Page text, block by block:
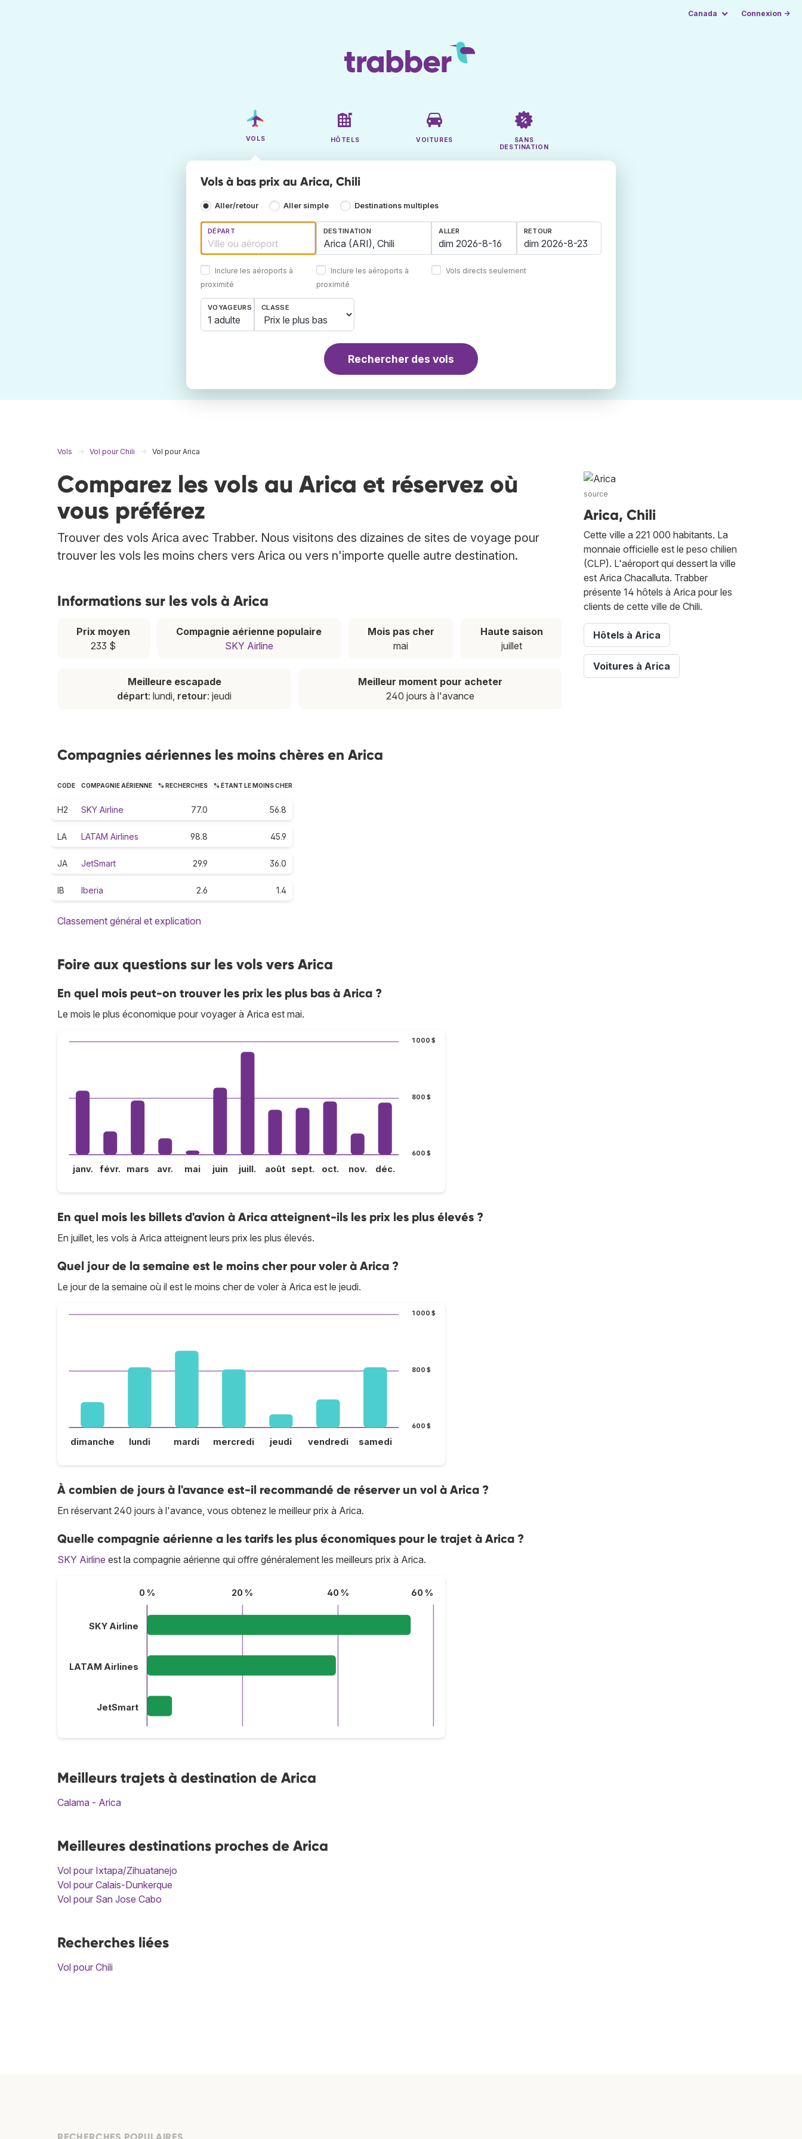
Canada Connexion →
VOLS HÔTELS VOITURES
SANS
DESTINATION
Vols à bas prix au Arica, Chili
Aller/retour Aller simple Destinations multiples
DÉPART
Inclure les aéroports à
proximité
DESTINATION
Inclure les aéroports à
proximité
ALLER RETOUR
Vols directs seulement
VOYAGEURS
1 adulte
CLASSE
Rechercher des vols
Vols Vol pour Chili Vol pour Arica
Comparez les vols au Arica et réservez où
vous préférez
Trouver des vols Arica avec Trabber. Nous visitons des dizaines de sites de voyage pour
trouver les vols les moins chers vers Arica ou vers n'importe quelle autre destination.
Informations sur les vols à Arica
Prix moyen
233 $
Compagnie aérienne populaire
SKY Airline
Mois pas cher
mai
Haute saison
juillet
Meilleure escapade
départ: lundi, retour: jeudi
Meilleur moment pour acheter
240 jours à l'avance
Compagnies aériennes les moins chères en Arica
CODE COMPAGNIE AÉRIENNE % RECHERCHES % ÉTANT LE MOINS CHER
H2 SKY Airline 77.0 56.8
LA LATAM Airlines 98.8 45.9
JA JetSmart 29.9 36.0
IB Iberia 2.6 1.4
Classement général et explication
Foire aux questions sur les vols vers Arica
En quel mois peut-on trouver les prix les plus bas à Arica ?
Le mois le plus économique pour voyager à Arica est mai.
600 $
800 $
1 000 $
janv. févr. mars avr. mai juin juill. août sept. oct. nov. déc.
En quel mois les billets d'avion à Arica atteignent-ils les prix les plus élevés ?
En juillet, les vols à Arica atteignent leurs prix les plus élevés.
Quel jour de la semaine est le moins cher pour voler à Arica ?
Le jour de la semaine où il est le moins cher de voler à Arica est le jeudi.
600 $
800 $
1 000 $
dimanche lundi mardi mercredi jeudi vendredi samedi
À combien de jours à l'avance est-il recommandé de réserver un vol à Arica ?
En réservant 240 jours à l'avance, vous obtenez le meilleur prix à Arica.
Quelle compagnie aérienne a les tarifs les plus économiques pour le trajet à Arica ?
SKY Airline est la compagnie aérienne qui offre généralement les meilleurs prix à Arica.
0 % 20 % 40 % 60 %
SKY Airline
LATAM Airlines
JetSmart
Meilleurs trajets à destination de Arica
Calama - Arica
Meilleures destinations proches de Arica
Vol pour Ixtapa/Zihuatanejo
Vol pour Calais-Dunkerque
Vol pour San Jose Cabo
Recherches liées
Vol pour Chili
source
Arica, Chili
Cette ville a 221 000 habitants. La
monnaie officielle est le peso chilien
(CLP). L'aéroport qui dessert la ville
est Arica Chacalluta. Trabber
présente 14 hôtels à Arica pour les
clients de cette ville de Chili.
Hôtels à Arica
Voitures à Arica